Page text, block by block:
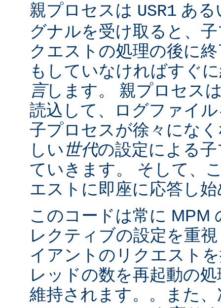
親プロセスは USR1 あ
グナルを受け取ると、
クエストの処理の後に
もしていなければすぐ
言します。 親プロセス
読込して、ログファイ
子プロセスが徐々にな
しい世代の設定による
ていきます。 そして、
エストに即座に応答し
このコードは常に MPM
レクティブの設定を重
イアントのリクエスト
レッドの数を再起動の
維持されます。。また